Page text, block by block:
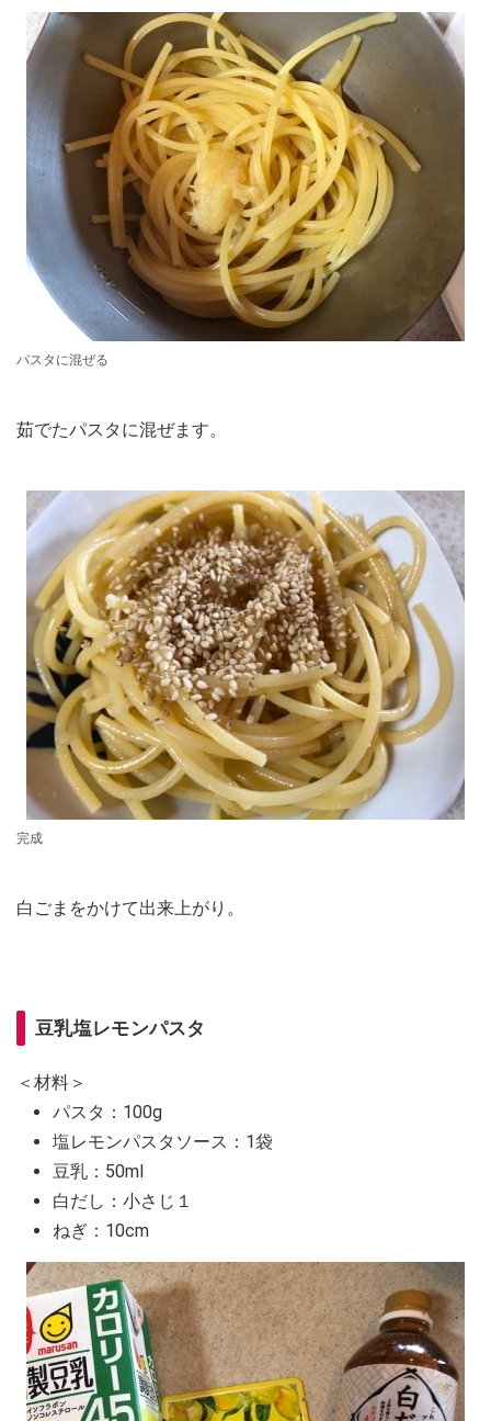
パスタに混ぜる
茹でたパスタに混ぜます。
完成
白ごまをかけて出来上がり。
豆乳塩レモンパスタ
＜材料＞
パスタ：100g
塩レモンパスタソース：1袋
豆乳：50ml
白だし：小さじ１
ねぎ：10cm